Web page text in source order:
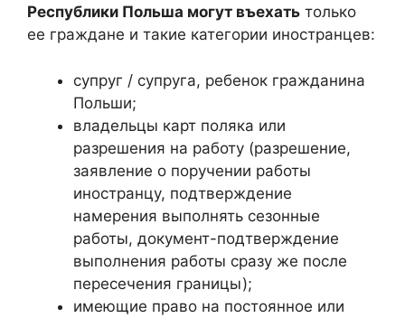
Республики Польша могут въехать только
ее граждане и такие категории иностранцев:
супруг / супруга, ребенок гражданина
Польши;
владельцы карт поляка или
разрешения на работу (разрешение,
заявление о поручении работы
иностранцу, подтверждение
намерения выполнять сезонные
работы, документ-подтверждение
выполнения работы сразу же после
пересечения границы);
имеющие право на постоянное или